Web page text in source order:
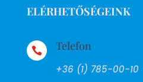
ELÉRHETŐSÉGEINK
 Telefon
+36 (1) 785-00-10